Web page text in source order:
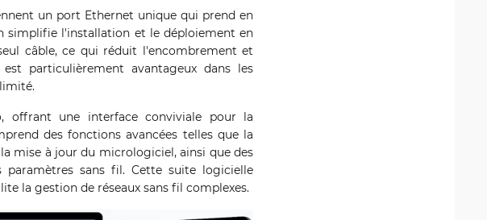
un port Ethernet unique qui prend en
simplifie l'installation et le déploiement en
câble, ce qui réduit l'encombrement et
particulièrement avantageux dans les
offrant une interface conviviale pour la
des fonctions avancées telles que la
mise à jour du micrologiciel, ainsi que des
sans fil. Cette suite logicielle
la gestion de réseaux sans fil complexes.